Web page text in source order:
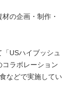
の企画・制作・
USハイブッシュ
ラボレーション
などで実施してい